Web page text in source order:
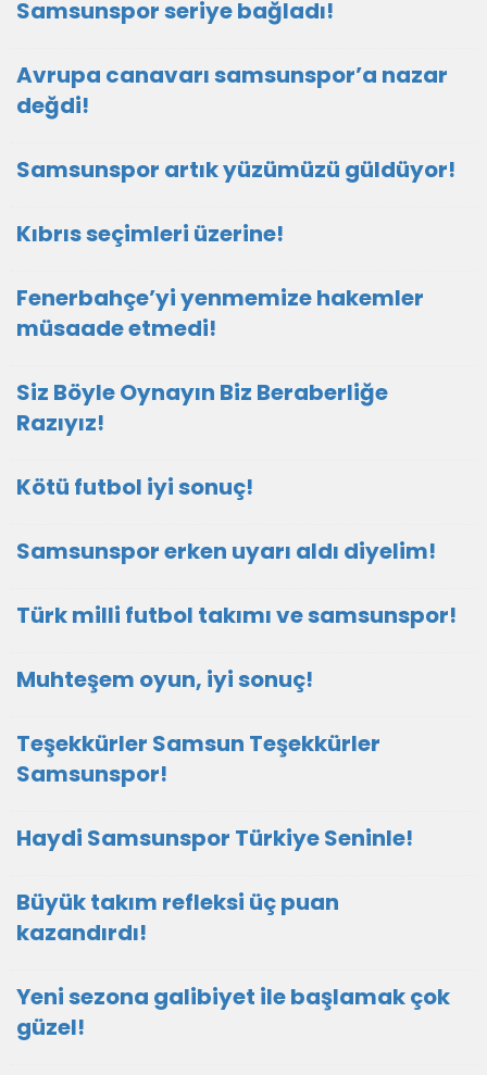
Samsunspor seriye bağladı!
Avrupa canavarı samsunspor’a nazar
değdi!
Samsunspor artık yüzümüzü güldüyor!
Kıbrıs seçimleri üzerine!
Fenerbahçe’yi yenmemize hakemler
müsaade etmedi!
Siz Böyle Oynayın Biz Beraberliğe
Razıyız!
Kötü futbol iyi sonuç!
Samsunspor erken uyarı aldı diyelim!
Türk milli futbol takımı ve samsunspor!
Muhteşem oyun, iyi sonuç!
Teşekkürler Samsun Teşekkürler
Samsunspor!
Haydi Samsunspor Türkiye Seninle!
Büyük takım refleksi üç puan
kazandırdı!
Yeni sezona galibiyet ile başlamak çok
güzel!